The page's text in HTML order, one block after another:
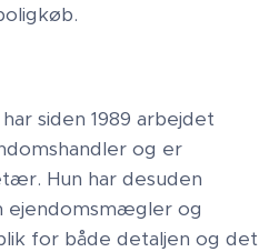
siden 1989 arbejdet
og er
Hun har desuden
ejendomsmægler og
for både detaljen og det